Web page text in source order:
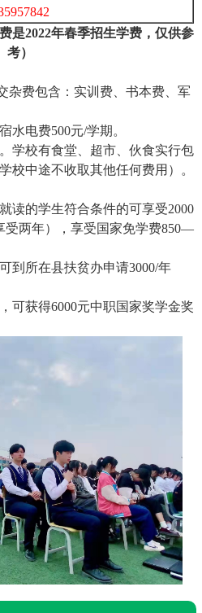
春季招生学费，仅供参
考）
杂费包含：实训费、书本费、军
水电费500元/学期。
学校有食堂、超市、伙食实行包
校中途不收取其他任何费用）。
读的学生符合条件的可享受2000
受两年），享受国家免学费850—
到所在县扶贫办申请3000/年
可获得6000元中职国家奖学金奖